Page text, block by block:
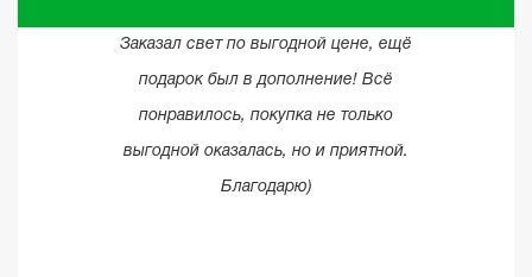
Заказал свет по выгодной цене, ещё
подарок был в дополнение! Всё
понравилось, покупка не только
выгодной оказалась, но и приятной.
Благодарю)